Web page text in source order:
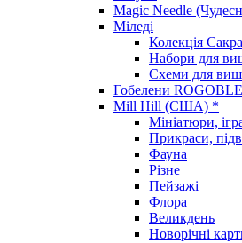
Magic Needle
Міледі
Колекція
Набори для
Схеми для
Гобелени
Mill Hill (США) *
Мініатюри,
Прикраси,
Фауна
Різне
Пейзажі
Флора
Великдень
Новорічні